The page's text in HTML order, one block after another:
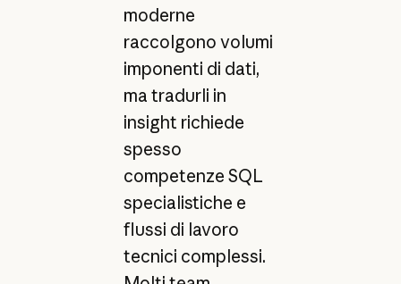
moderne
raccolgono volumi
imponenti di dati,
ma tradurli in
insight richiede
spesso
competenze SQL
specialistiche e
flussi di lavoro
tecnici complessi.